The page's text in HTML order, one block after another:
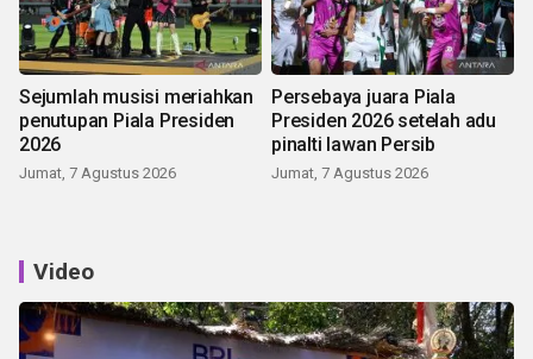
Sejumlah musisi meriahkan
penutupan Piala Presiden
2026
Jumat, 7 Agustus 2026
Persebaya juara Piala
Presiden 2026 setelah adu
pinalti lawan Persib
Jumat, 7 Agustus 2026
Video